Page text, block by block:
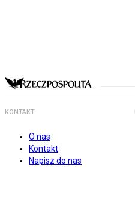
KONTAKT
O nas
Kontakt
Napisz do nas